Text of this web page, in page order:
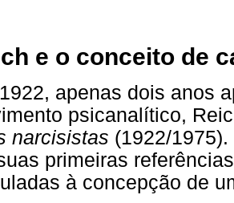
e o conceito de
apenas dois anos
psicanalítico,
narcisistas (1922/
primeiras
à concepção de